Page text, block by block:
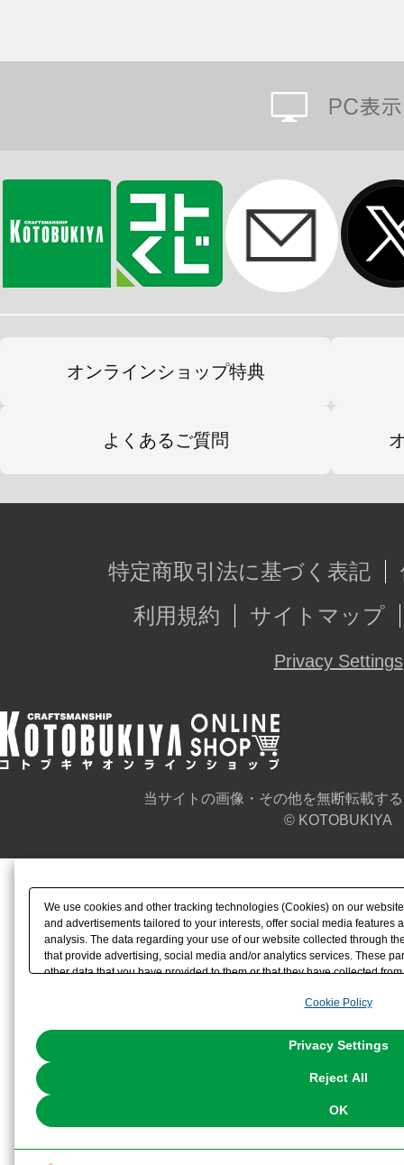
オンラインショップ特典
よくあるご質問
特定商取引法に基づく表記
利用規約
サイトマップ
Privacy Settings
当サイトの画像・その他を無断転載す
© KOTOBUKIYA
We use cookies and other tracking technologies (Cookies) on our
and advertisements tailored to your interests, offer social media features
analysis. The data regarding your use of our website collected through
that provide advertising, social media and/or analytics services. These
other data that you have provided to them or that they have collected
the use of all Cookies except for Strictly Necessary Cookies, please
Cookie Policy
Privacy Settings
Reject All
OK